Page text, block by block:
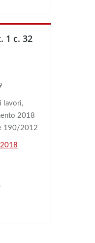
1 c. 32
lavori,
2018
190/2012